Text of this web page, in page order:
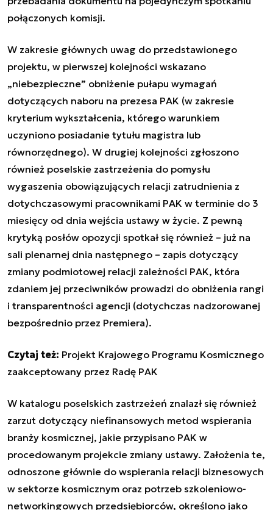
połączonych komisji.
W zakresie głównych uwag do przedstawionego
projektu, w pierwszej kolejności wskazano
„niebezpieczne” obniżenie pułapu wymagań
dotyczących naboru na prezesa PAK (w zakresie
kryterium wykształcenia, którego warunkiem
uczyniono posiadanie tytułu magistra lub
równorzędnego). W drugiej kolejności zgłoszono
również poselskie zastrzeżenia do pomysłu
wygaszenia obowiązujących relacji zatrudnienia z
dotychczasowymi pracownikami PAK w terminie do 3
miesięcy od dnia wejścia ustawy w życie. Z pewną
krytyką posłów opozycji spotkał się również – już na
sali plenarnej dnia następnego – zapis dotyczący
zmiany podmiotowej relacji zależności PAK, która
zdaniem jej przeciwników prowadzi do obniżenia rangi
i transparentności agencji (dotychczas nadzorowanej
bezpośrednio przez Premiera).
Czytaj też: Projekt Krajowego Programu Kosmicznego
zaakceptowany przez Radę PAK
W katalogu poselskich zastrzeżeń znalazł się również
zarzut dotyczący niefinansowych metod wspierania
branży kosmicznej, jakie przypisano PAK w
procedowanym projekcie zmiany ustawy. Założenia te,
odnoszone głównie do wspierania relacji biznesowych
w sektorze kosmicznym oraz potrzeb szkoleniowo-
networkingowych przedsiębiorców, określono jako